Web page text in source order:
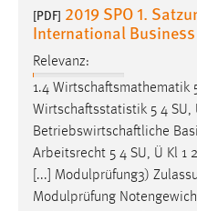
[PDF] 2019 SPO 1.
International Business
Relevanz:
1.4 Wirtschaftsmathematik
Wirtschaftsstatistik 5 4 SU,
Betriebswirtschaftliche
Arbeitsrecht 5 4 SU, Ü Kl 1
[...] Modulprüfung3)
Modulprüfung